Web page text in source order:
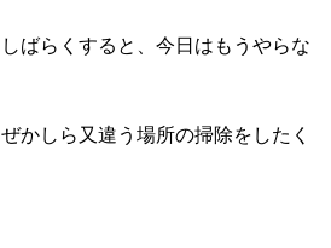
ばらくすると、 今日はもうやらな
かしら又違う場所の掃除をしたく